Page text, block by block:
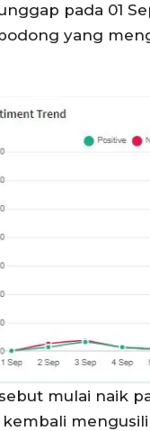
pada 01
yang
mulai naik